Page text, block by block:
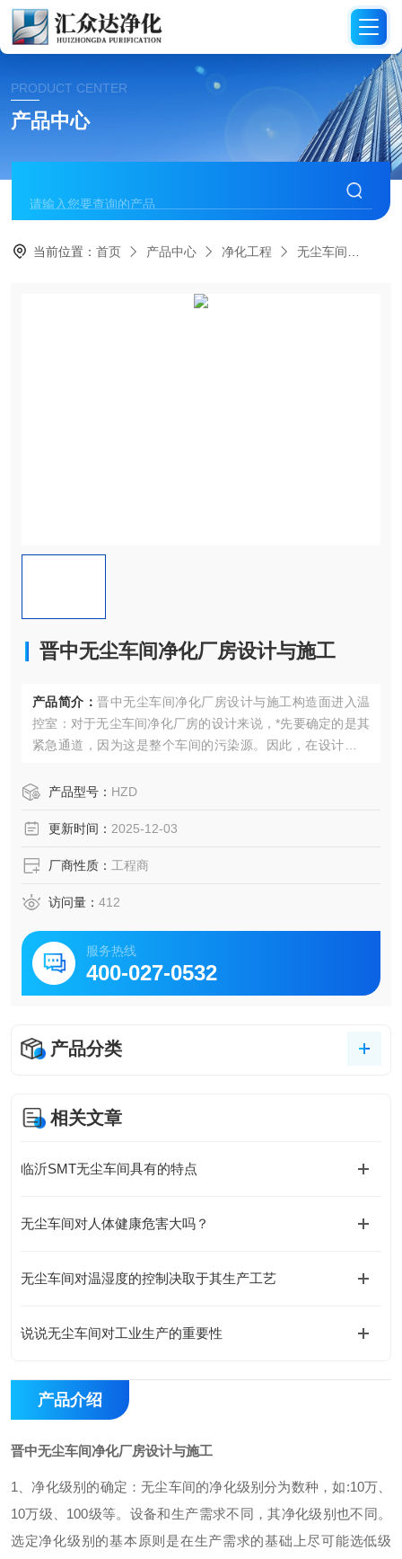
PRODUCT CENTER
产品中心
当前位置：首页 产品中心 净化工程 无尘车间
晋中无尘车间净化厂房设计与施工
产品简介： 晋中无尘车间净化厂房设计与施工构造面进入温
控室：对于无尘车间净化厂房的设计来说，*先要确定的是其
紧急通道，因为这是整个车间的污染源。因此，在设计过程
产品型号： HZD
更新时间： 2025-12-03
厂商性质： 工程商
访问量： 412
服务热线
400-027-0532
产品分类
相关文章
临沂SMT无尘车间具有的特点
无尘车间对人体健康危害大吗？
无尘车间对温湿度的控制决取于其生产工艺
说说无尘车间对工业生产的重要性
产品介绍
晋中无尘车间净化厂房设计与施工
1、净化级别的确定：无尘车间的净化级别分为数种，如:10万、
10万级、100级等。设备和生产需求不同，其净化级别也不同。
选定净化级别的基本原则是在生产需求的基础上尽可能选低级